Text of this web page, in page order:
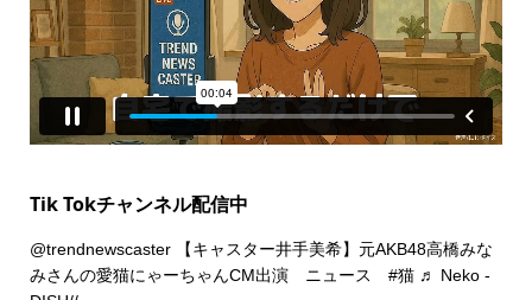
Tik Tokチャンネル配信中
@trendnewscaster【キャスター井手美希】元AKB48高橋みな
みさんの愛猫にゃーちゃんCM出演 ニュース #猫 ♬ Neko -